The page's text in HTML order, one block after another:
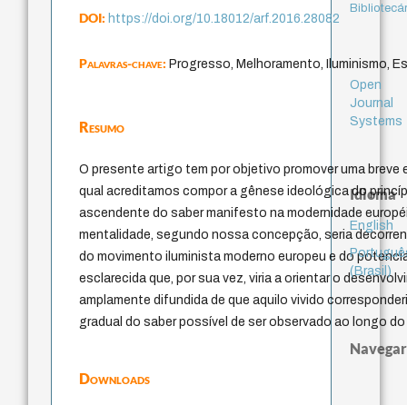
DOI:https://doi.org/10.18012/arf.2016.28082
Palavras-chave:Progresso, Melhoramento, Iluminismo,
Resumo
O presente artigo tem por objetivo promover uma breve
qual acreditamos compor a gênese ideológica do
ascendente do saber manifesto na modernidade
mentalidade, segundo nossa concepção, seria
do movimento iluminista moderno europeu e do
esclarecida que, por sua vez, viria a orientar o
amplamente difundida de que aquilo vivido
gradual do saber possível de ser observado ao longo
Downloads
Open
Journal
Systems
Idioma
English
(Brasil)
Navegar